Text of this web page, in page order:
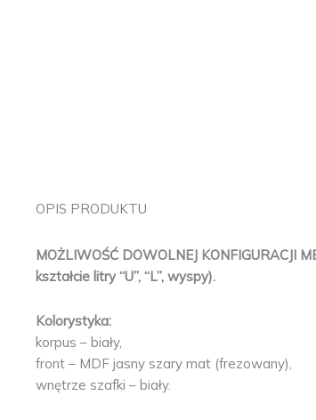
OPIS PRODUKTU
MOŻLIWOŚĆ DOWOLNEJ KONFIGURACJI
kształcie litry “U”, “L”, wyspy).
Kolorystyka:
korpus – biały,
front – MDF jasny szary mat (frezowany),
wnętrze szafki – biały.